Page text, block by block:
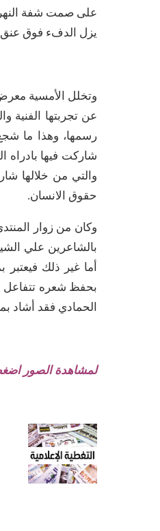
على صمت شفة النهر
يزل الدفء فوق
وتخلل الأمسية
عن تجربتها الفنية
رسمها، وهذا ما شجع
شاركت فيها بادراه
والتي من خلالها
حقوق الانسان.
وكان من زوار
بالشاعرين علي
أما غير ذلك
بحفظ شعره تتفاعل
الحمادي فقد أشاد
لمشاهدة الصور